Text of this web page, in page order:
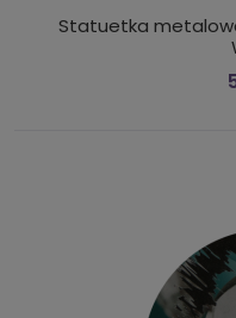
Statuetka